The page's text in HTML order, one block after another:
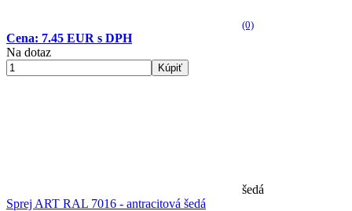
(0)
Cena: 7.45 EUR s DPH
Na dotaz
Kúpiť
šedá
Sprej ART RAL 7016 - antracitová šedá